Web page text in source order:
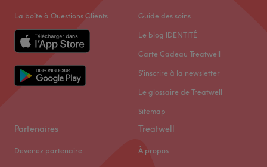
La boîte à Questions Clients Guide des soins
Le blog IDENTITÉ
Carte Cadeau Treatwell
S'inscrire à la newsletter
Le glossaire de Treatwell
Sitemap
Partenaires
Devenez partenaire
Treatwell
À propos